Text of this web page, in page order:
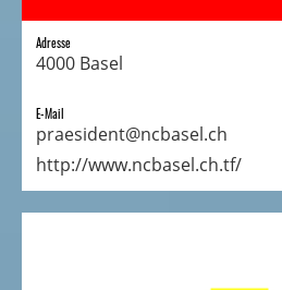
Adresse
4000 Basel
E-Mail
praesident@ncbasel.ch
http://www.ncbasel.ch.tf/